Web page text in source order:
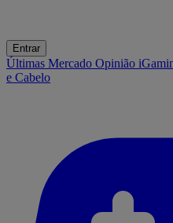
Entrar
Últimas Mercado Opinião
e Cabelo